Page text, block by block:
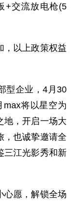
+交流放电枪(5
，以上政策权益
型企业，4月30
max将以星空为
地，开启一场大
，也诚挚邀请全
三江光影秀和新
心愿，解锁全场